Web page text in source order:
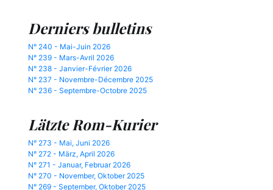
Derniers bulletins
N° 240 - Mai-Juin 2026
N° 239 - Mars-Avril 2026
N° 238 - Janvier-Février 2026
N° 237 - Novembre-Décembre 2025
N° 236 - Septembre-Octobre 2025
Lätzte Rom-Kurier
N° 273 - Mai, Juni 2026
N° 272 - März, April 2026
N° 271 - Januar, Februar 2026
N° 270 - November, Oktober 2025
N° 269 - September, Oktober 2025